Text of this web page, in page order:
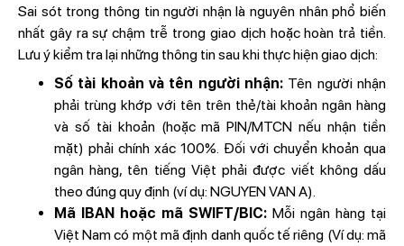
Sai sót trong thông tin người nhận là nguyên nhân phổ biến
nhất gây ra sự chậm trễ trong giao dịch hoặc hoàn trả tiền.
Lưu ý kiểm tra lại những thông tin sau khi thực hiện giao dịch:
Số tài khoản và tên người nhận: Tên người nhận
phải trùng khớp với tên trên thẻ/tài khoản ngân hàng
và số tài khoản (hoặc mã PIN/MTCN nếu nhận tiền
mặt) phải chính xác 100%. Đối với chuyển khoản qua
ngân hàng, tên tiếng Việt phải được viết không dấu
theo đúng quy định (ví dụ: NGUYEN VAN A).
Mã IBAN hoặc mã SWIFT/BIC: Mỗi ngân hàng tại
Việt Nam có một mã định danh quốc tế riêng (Ví dụ: mã